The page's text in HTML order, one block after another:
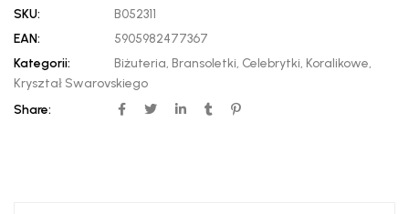
SKU:
B052311
EAN:
5905982477367
Kategorii:
Biżuteria, Bransoletki, Celebrytki, Koralikowe,
Kryształ Swarovskiego
Share: